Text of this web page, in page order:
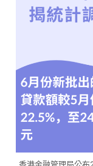
香港金融管理局公